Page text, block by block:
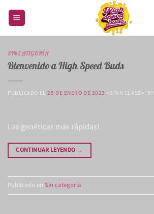
SIN CATEGORÍA
Bienvenido a High Speed Buds
PUBLICADO EL25 DE ENERO DE 2023 <SPAN CLASS="BY
Las genéticas más rápidas!
CONTINUAR LEYENDO →
Publicado en Sin categoría